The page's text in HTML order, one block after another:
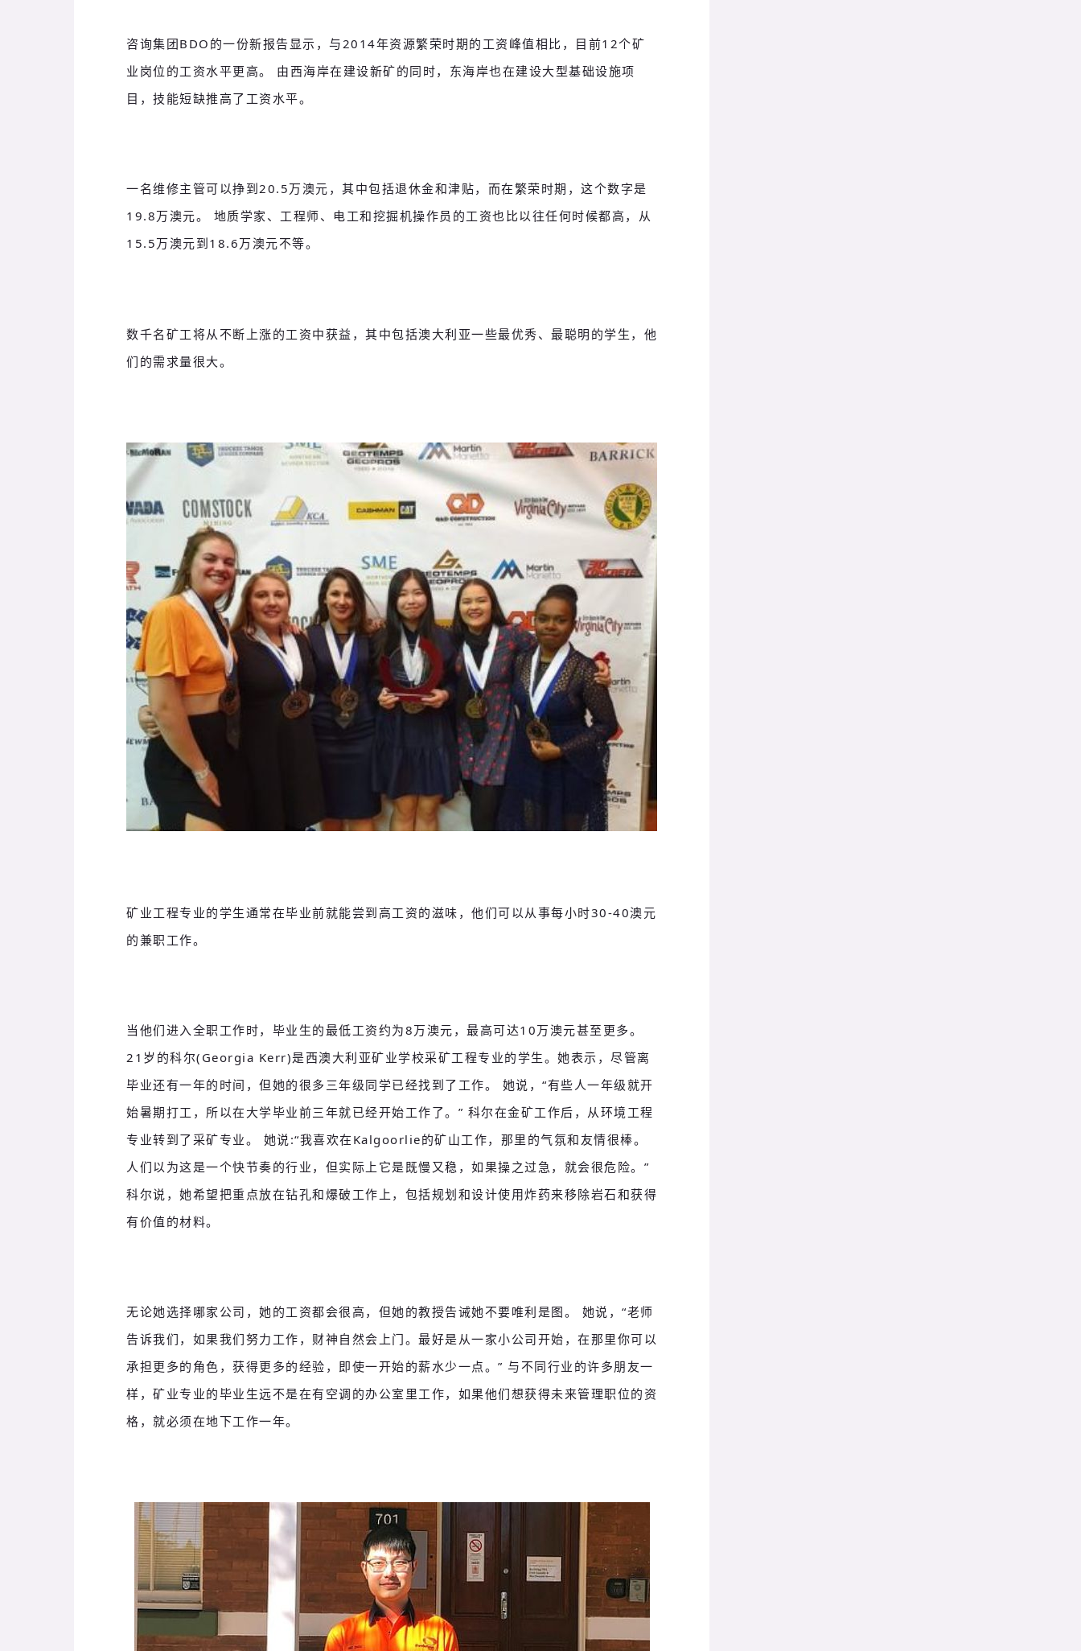
咨询集团BDO的一份新报告显示，与2014年资源繁荣时期的工资峰值相比，目前12个矿
业岗位的工资水平更高。
由西海岸在建设新矿的同时，东海岸也在建设大型基础设施项
目，技能短缺推高了工资水平。
一名维修主管可以挣到20.5万澳元，其中包括退休金和津贴，而在繁荣时期，这个数字是
19.8万澳元。
地质学家、工程师、电工和挖掘机操作员的工资也比以往任何时候都高，从
15.5万澳元到18.6万澳元不等。
数千名矿工将从不断上涨的工资中获益，其中包括澳大利亚一些最优秀、最聪明的学生，他
们的需求量很大。
矿业工程专业的学生通常在毕业前就能尝到高工资的滋味，他们可以从事每小时30-40澳元
的兼职工作。
当他们进入全职工作时，毕业生的最低工资约为8万澳元，最高可达10万澳元甚至更多。
21岁的科尔(Georgia Kerr)是西澳大利亚矿业学校采矿工程专业的学生。 她表示，尽管离
毕业还有一年的时间，但她的很多三年级同学已经找到了工作。
她说，“有些人一年级就开
始暑期打工，所以在大学毕业前三年就已经开始工作了。 ” 科尔在金矿工作后，从环境工程
专业转到了采矿专业。
她说:“我喜欢在Kalgoorlie的矿山工作，那里的气氛和友情很棒。
人们以为这是一个快节奏的行业，但实际上它是既慢又稳，如果操之过急，就会很危险。 ”
科尔说，她希望把重点放在钻孔和爆破工作上，包括规划和设计使用炸药来移除岩石和获得
有价值的材料。
无论她选择哪家公司，她的工资都会很高，但她的教授告诫她不要唯利是图。
她说，“老师
告诉我们，如果我们努力工作，财神自然会上门。 最好是从一家小公司开始，在那里你可以
承担更多的角色，获得更多的经验，即使一开始的薪水少一点。 ” 与不同行业的许多朋友一
样，矿业专业的毕业生远不是在有空调的办公室里工作，如果他们想获得未来管理职位的资
格，就必须在地下工作一年。